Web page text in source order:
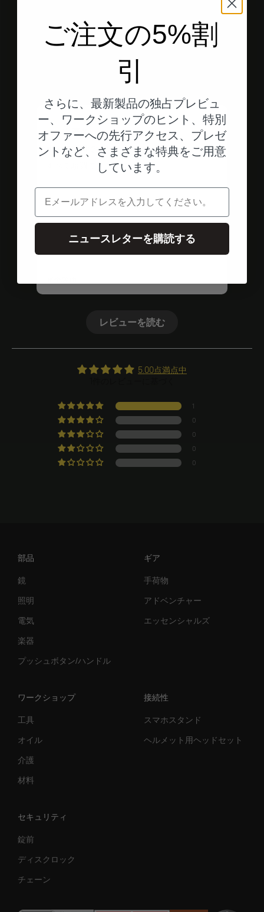
エレメント1へ
エレメント2へ
エレメント3へ
お客様の評価
A 匿名
すべて順調です！
すべて順調です！
レビューを読む
5.00点満点中
1
0
0
0
0
部品
鏡
照明
電気
楽器
プッシュボタン/ハンドル
ギア
手荷物
アドベンチャー
エッセンシャルズ
ワークショップ
工具
オイル
介護
材料
接続性
スマホスタンド
ヘルメット用ヘッドセット
セキュリティ
錠前
ディスクロック
チェーン
ご注文の5%割
引
さらに、最新製品の独占プレビュ
ー、ワークショップのヒント、特別
オファーへの先行アクセス、プレゼ
ントなど、さまざまな特典をご用意
しています。
電子メール
ニュースレターを購読する